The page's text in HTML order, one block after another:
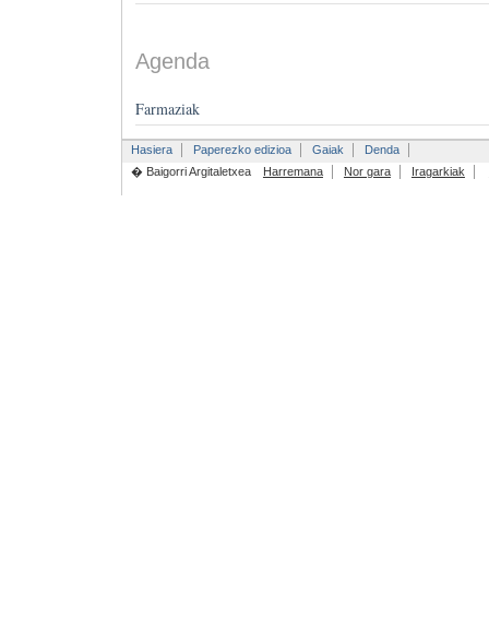
Agenda
Farmaziak
Hasiera Paperezko edizioa Gaiak
Denda
� Baigorri Argitaletxea
Harremana Nor gara Iragarkiak